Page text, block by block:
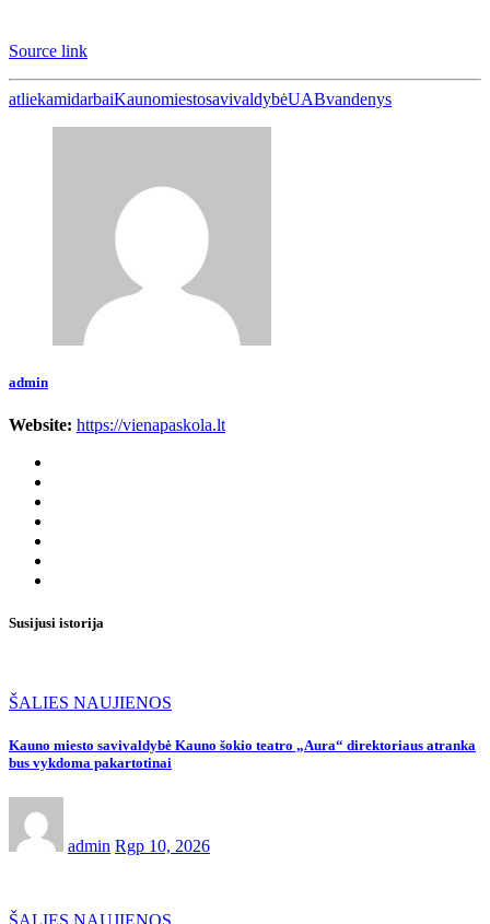
Source link
atliekamidarbaiKaunomiestosavivaldybėUABvandenys
admin
Website: https://vienapaskola.lt
Susijusi istorija
ŠALIES NAUJIENOS
Kauno miesto savivaldybė Kauno šokio teatro „Aura“ direktoriaus atranka
bus vykdoma pakartotinai
admin Rgp 10, 2026
ŠALIES NAUJIENOS